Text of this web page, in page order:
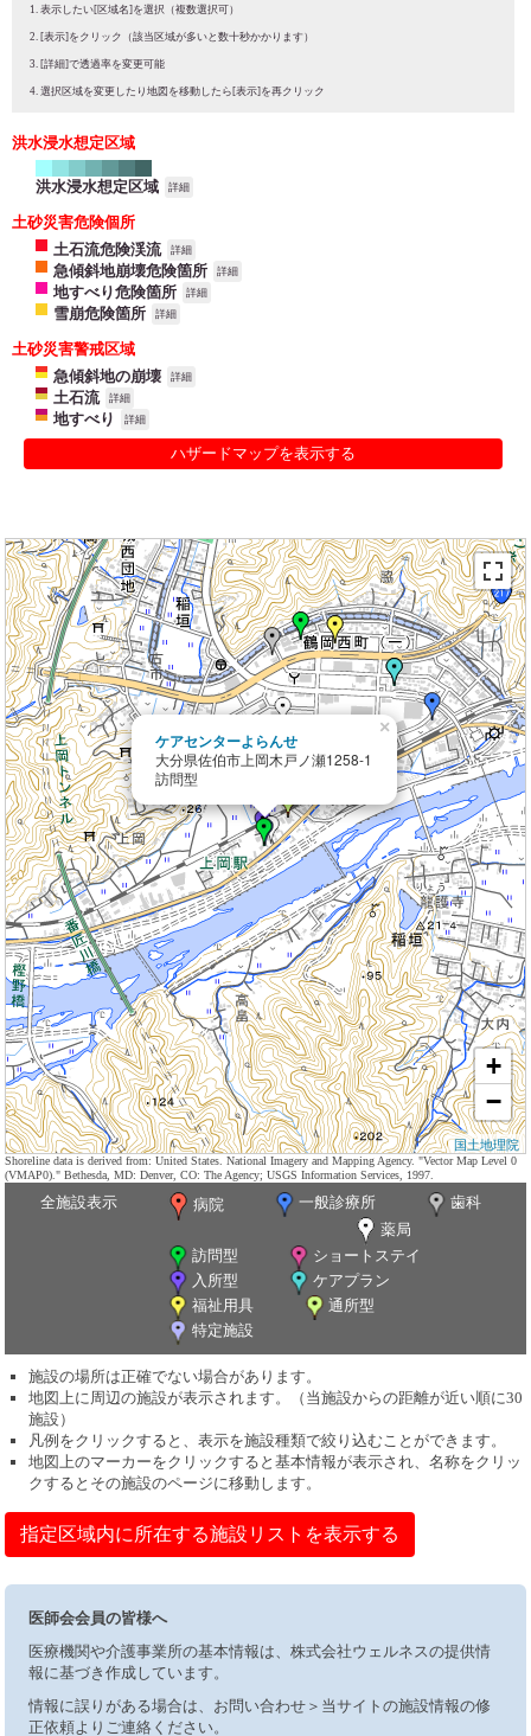
表示したい[区域名]を選択（複数選択可）
[表示]をクリック（該当区域が多いと数十秒かかります）
[詳細]で透過率を変更可能
選択区域を変更したり地図を移動したら[表示]を再クリック
洪水浸水想定区域
洪水浸水想定区域 詳細
土砂災害危険個所
土石流危険渓流
詳細
急傾斜地崩壊危険箇所 詳細
地すべり危険箇所 詳細
雪崩危険箇所 詳細
土砂災害警戒区域
急傾斜地の崩壊
詳細
土石流 詳細
地すべり 詳細
ハザードマップを表示する
ケアセンターよらんせ
大分県佐伯市上岡木戸ノ瀬1258-1
訪問型
×
+
−
国土地理院
Shoreline data is derived from: United States. National Imagery and Mapping Agency. "Vector Map Level 0
(VMAP0)." Bethesda, MD: Denver, CO: The Agency; USGS Information Services, 1997.
全施設表示 病院 一般診療所
歯科
薬局
訪問型
ショートステイ
入所型
ケアプラン
福祉用具
通所型
特定施設
施設の場所は正確でない場合があります。
地図上に周辺の施設が表示されます。（当施設からの距離が近い順に30
施設）
凡例をクリックすると、表示を施設種類で絞り込むことができます。
地図上のマーカーをクリックすると基本情報が表示され、名称をクリッ
クするとその施設のページに移動します。
指定区域内に所在する施設リストを表示する
医師会会員の皆様へ
医療機関や介護事業所の基本情報は、株式会社ウェルネスの提供情
報に基づき作成しています。
情報に誤りがある場合は、お問い合わせ＞当サイトの施設情報の修
正依頼よりご連絡ください。